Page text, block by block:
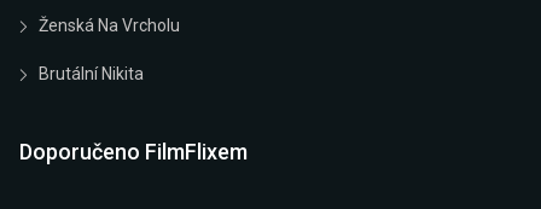
Ženská Na Vrcholu
Brutální Nikita
Doporučeno FilmFlixem